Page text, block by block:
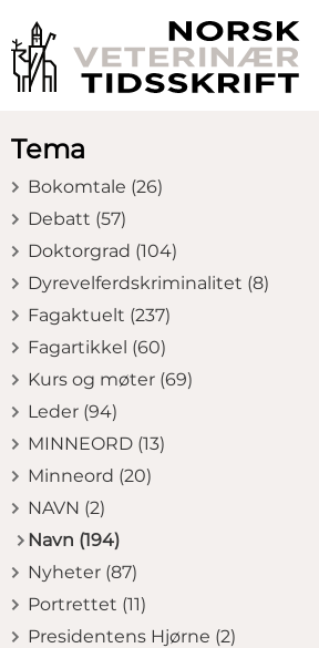
Tema
Bokomtale (26)
Debatt (57)
Doktorgrad (104)
Dyrevelferdskriminalitet (8)
Fagaktuelt (237)
Fagartikkel (60)
Kurs og møter (69)
Leder (94)
MINNEORD (13)
Minneord (20)
NAVN (2)
Navn (194)
Nyheter (87)
Portrettet (11)
Presidentens Hjørne (2)